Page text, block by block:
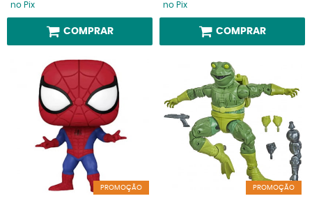
no Pix
COMPRAR
no Pix
COMPRAR
PROMOÇÃO PROMOÇÃO